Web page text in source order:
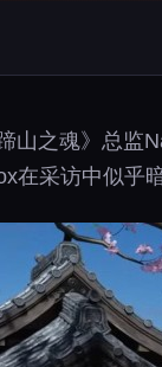
山之魂》总监
在采访中似乎